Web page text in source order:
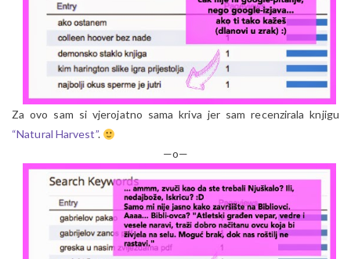
Za ovo sam si vjerojatno sama kriva jer sam recenzirala knjigu
“Natural Harvest”.
—o—